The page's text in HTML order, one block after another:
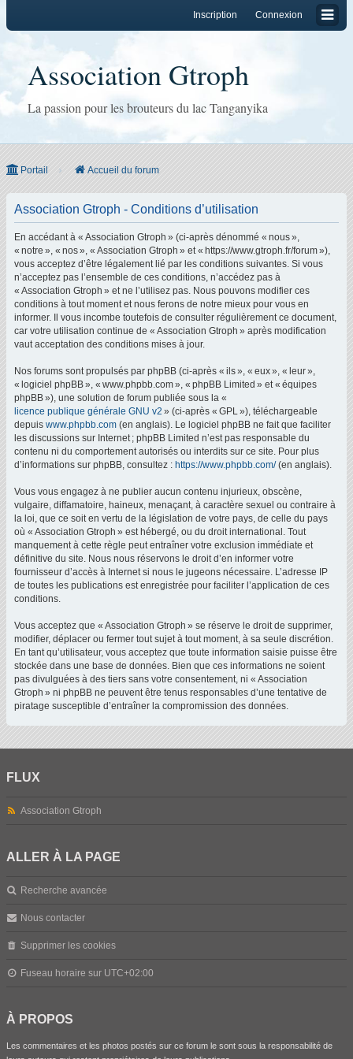
Connexion
Inscription
Association Gtroph
La passion pour les brouteurs du lac Tanganyika
Portail Accueil du forum
Association Gtroph - Conditions d’utilisation
En accédant à « Association Gtroph » (ci-après dénommé « nous »,
« notre », « nos », « Association Gtroph » et « https://www.gtroph.fr/forum »),
vous acceptez d’être légalement lié par les conditions suivantes. Si vous
n’acceptez pas l’ensemble de ces conditions, n’accédez pas à
« Association Gtroph » et ne l’utilisez pas. Nous pouvons modifier ces
conditions à tout moment et nous ferons de notre mieux pour vous en
informer. Il vous incombe toutefois de consulter régulièrement ce document,
car votre utilisation continue de « Association Gtroph » après modification
vaut acceptation des conditions mises à jour.
Nos forums sont propulsés par phpBB (ci-après « ils », « eux », « leur »,
« logiciel phpBB », « www.phpbb.com », « phpBB Limited » et « équipes
phpBB »), une solution de forum publiée sous la «
licence publique générale GNU v2 » (ci-après « GPL »), téléchargeable
depuis www.phpbb.com (en anglais). Le logiciel phpBB ne fait que faciliter
les discussions sur Internet ; phpBB Limited n’est pas responsable du
contenu ni du comportement autorisés ou interdits sur ce site. Pour plus
d’informations sur phpBB, consultez : https://www.phpbb.com/(en anglais).
Vous vous engagez à ne publier aucun contenu injurieux, obscène,
vulgaire, diffamatoire, haineux, menaçant, à caractère sexuel ou contraire à
la loi, que ce soit en vertu de la législation de votre pays, de celle du pays
où « Association Gtroph » est hébergé, ou du droit international. Tout
manquement à cette règle peut entraîner votre exclusion immédiate et
définitive du site. Nous nous réservons le droit d’en informer votre
fournisseur d’accès à Internet si nous le jugeons nécessaire. L’adresse IP
de toutes les publications est enregistrée pour faciliter l’application de ces
conditions.
Vous acceptez que « Association Gtroph » se réserve le droit de supprimer,
modifier, déplacer ou fermer tout sujet à tout moment, à sa seule discrétion.
En tant qu’utilisateur, vous acceptez que toute information saisie puisse être
stockée dans une base de données. Bien que ces informations ne soient
pas divulguées à des tiers sans votre consentement, ni « Association
Gtroph » ni phpBB ne peuvent être tenus responsables d’une tentative de
piratage susceptible d’entraîner la compromission des données.
FLUX
Association Gtroph
ALLER À LA PAGE
Recherche avancée
Nous contacter
Supprimer les cookies
Fuseau horaire sur UTC+02:00
À PROPOS
Les commentaires et les photos postés sur ce forum le sont sous la responsabilité de